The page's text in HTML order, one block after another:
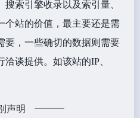
索引擎收录以及索引量、
个站的价值，最主要还是需
要，一些确切的数据则需要
谈提供。如该站的IP、
声明